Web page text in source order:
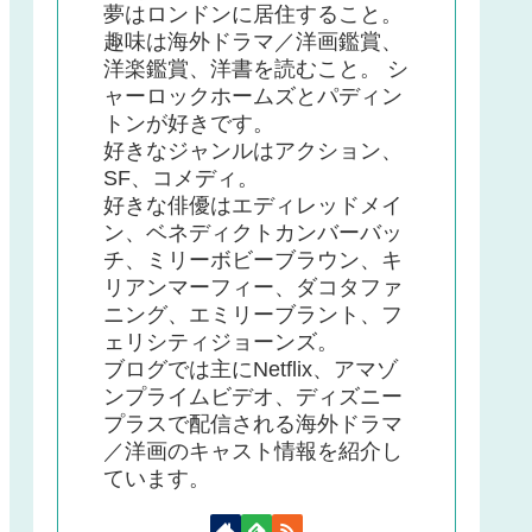
夢はロンドンに居住すること。
趣味は海外ドラマ／洋画鑑賞、
洋楽鑑賞、洋書を読むこと。 シ
ャーロックホームズとパディン
トンが好きです。
好きなジャンルはアクション、
SF、コメディ。
好きな俳優はエディレッドメイ
ン、ベネディクトカンバーバッ
チ、ミリーボビーブラウン、キ
リアンマーフィー、ダコタファ
ニング、エミリーブラント、フ
ェリシティジョーンズ。
ブログでは主にNetflix、アマゾ
ンプライムビデオ、ディズニー
プラスで配信される海外ドラマ
／洋画のキャスト情報を紹介し
ています。